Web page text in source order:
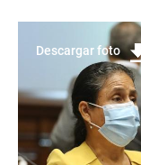
Descargar foto